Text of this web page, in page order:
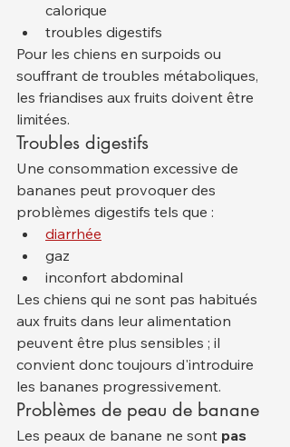
calorique
troubles digestifs
Pour les chiens en surpoids ou
souffrant de troubles métaboliques,
les friandises aux fruits doivent être
limitées.
Troubles digestifs
Une consommation excessive de
bananes peut provoquer des
problèmes digestifs tels que :
diarrhée
gaz
inconfort abdominal
Les chiens qui ne sont pas habitués
aux fruits dans leur alimentation
peuvent être plus sensibles ; il
convient donc toujours d'introduire
les bananes progressivement.
Problèmes de peau de banane
Les peaux de banane ne sont pas